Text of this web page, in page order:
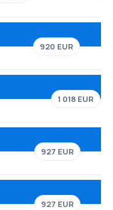
920 EUR
1 018 EUR
927 EUR
927 EUR